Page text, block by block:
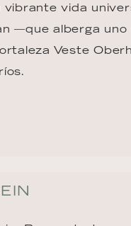
vibrante vida
—que alberga
Veste